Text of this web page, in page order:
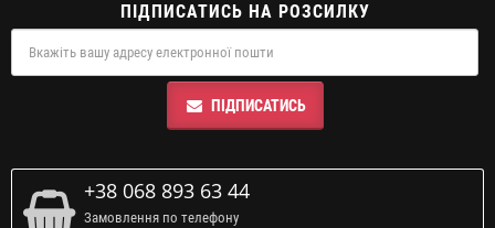
ПІДПИСАТИСЬ НА РОЗСИЛКУ
ПІДПИСАТИСЬ
+38 068 893 63 44
Замовлення по телефону